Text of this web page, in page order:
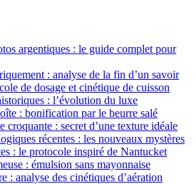
argentiques : le guide complet pour
: analyse de la fin d’un savoir
de dosage et cinétique de cuisson
: l’évolution du luxe
: bonification par le beurre salé
croquante : secret d’une texture idéale
récentes : les nouveaux mystères
: le protocole inspiré de Nantucket
: émulsion sans mayonnaise
: analyse des cinétiques d’aération